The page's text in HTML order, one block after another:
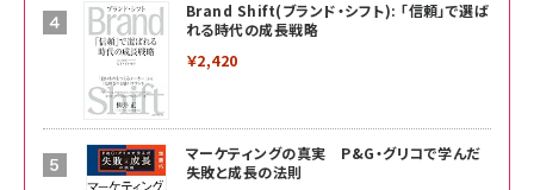
Brand Shift(ブランド・シフト): 「信頼」で選ば
れる時代の成長戦略
￥2,420
マーケティングの真実 P&G・グリコで学んだ
失敗と成長の法則